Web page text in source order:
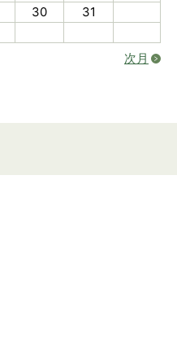
30 31
次月